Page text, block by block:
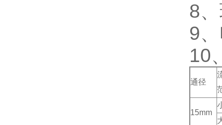
8
9
10
通径
15mm